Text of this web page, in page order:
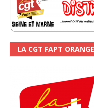
LA CGT FAPT ORANGE